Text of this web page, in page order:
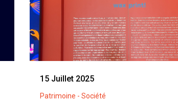
15 Juillet 2025
Patrimoine - Société